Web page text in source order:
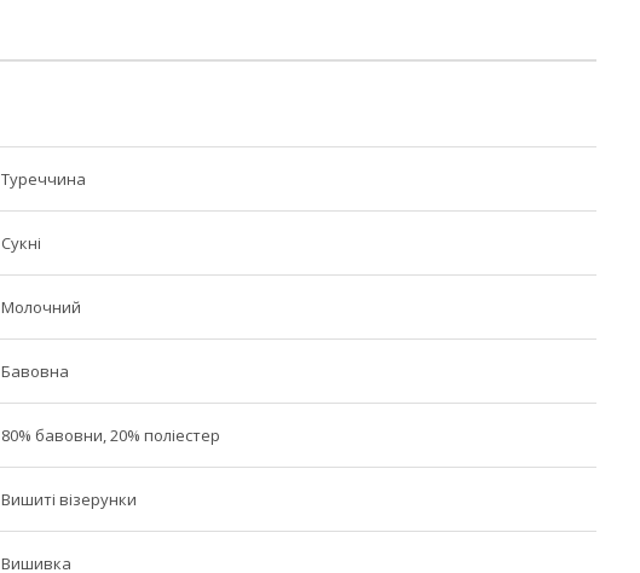
Туреччина
Сукні
Молочний
Бавовна
80% бавовни, 20% поліестер
Вишиті візерунки
Вишивка